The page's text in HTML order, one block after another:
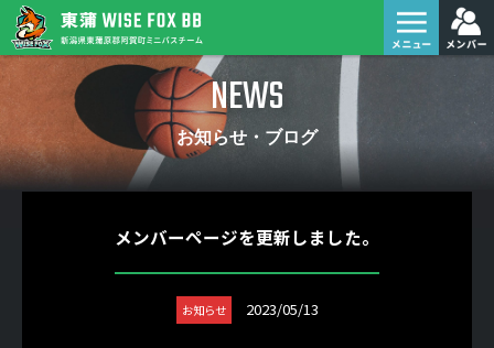
NEWS
お知らせ・ブログ
メンバーページを更新しました。
お知らせ 2023/05/13